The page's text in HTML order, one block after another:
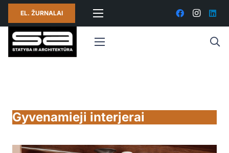
EL. ŽURNALAI
Gyvenamieji interjerai